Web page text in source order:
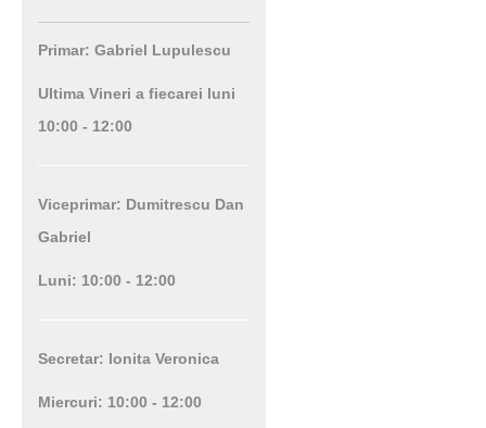
Primar: Gabriel Lupulescu
Ultima Vineri a fiecarei luni
10:00 - 12:00
Viceprimar: Dumitrescu Dan
Gabriel
Luni: 10:00 - 12:00
Secretar: Ionita Veronica
Miercuri: 10:00 - 12:00